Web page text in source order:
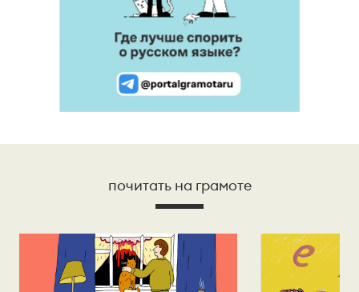
почитать на грамоте